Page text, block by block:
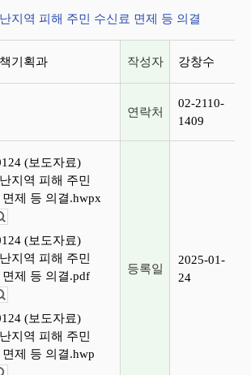
지역 피해 주민 수신료 면제 등 의결
기획과 작성자 강창수
연락처
02-2110-
1409
(보도자료)
지역 피해 주민
제 등 의결.hwpx
(보도자료)
지역 피해 주민
면제 등 의결.pdf
(보도자료)
지역 피해 주민
제 등 의결.hwp
등록일
2025-01-
24